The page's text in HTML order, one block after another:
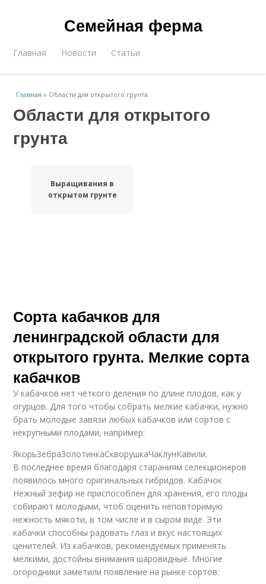
Семейная ферма
Главная Новости Статьи
Главная » Области для открытого грунта
Области для открытого
грунта
Выращивания в
открытом грунте
Сорта кабачков для
ленинградской области для
открытого грунта. Мелкие сорта
кабачков
У кабачков нет чёткого деления по длине плодов, как у
огурцов. Для того чтобы собрать мелкие кабачки, нужно
брать молодые завязи любых кабачков или сортов с
некрупными плодами, например:
ЯкорьЗебраЗолотинкаСкворушкаЧаклунКавили.
В последнее время благодаря стараниям селекционеров
появилось много оригинальных гибридов. Кабачок
Нежный зефир не приспособлен для хранения, его плоды
собирают молодыми, чтоб оценить неповторимую
нежность мякоти, в том числе и в сыром виде. Эти
кабачки способны радовать глаз и вкус настоящих
ценителей. Из кабачков, рекомендуемых применять
мелкими, достойны внимания шаровидные. Многие
огородники заметили появление на рынке сортов: